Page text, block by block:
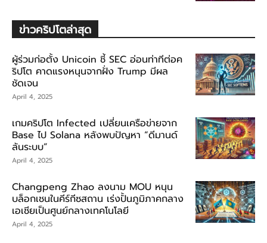
ข่าวคริปโตล่าสุด
ผู้ร่วมก่อตั้ง Unicoin ชี้ SEC อ่อนท่าทีต่อค
ริปโต คาดแรงหนุนจากฝั่ง Trump มีผล
ชัดเจน
April 4, 2025
เกมคริปโต Infected เปลี่ยนเครือข่ายจาก
Base ไป Solana หลังพบปัญหา “ดีมานด์
ล้นระบบ”
April 4, 2025
Changpeng Zhao ลงนาม MOU หนุน
บล็อกเชนในคีร์กีซสถาน เร่งปั้นภูมิภาคกลาง
เอเชียเป็นศูนย์กลางเทคโนโลยี
April 4, 2025